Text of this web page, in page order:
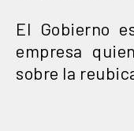
El Gobierno
empresa
sobre la